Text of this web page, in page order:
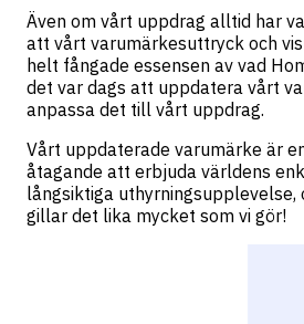
Även om vårt uppdrag alltid har
att vårt varumärkesuttryck och
helt fångade essensen av vad
det var dags att uppdatera vårt
anpassa det till vårt uppdrag.
Vårt uppdaterade varumärke är
åtagande att erbjuda världens
långsiktiga uthyrningsupplevelse,
gillar det lika mycket som vi gör!